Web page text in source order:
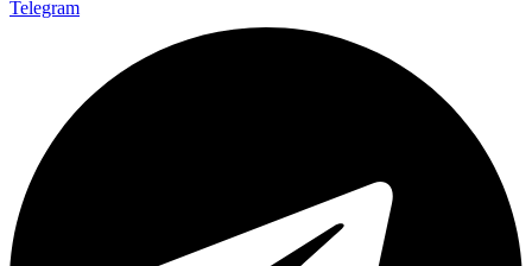
Telegram